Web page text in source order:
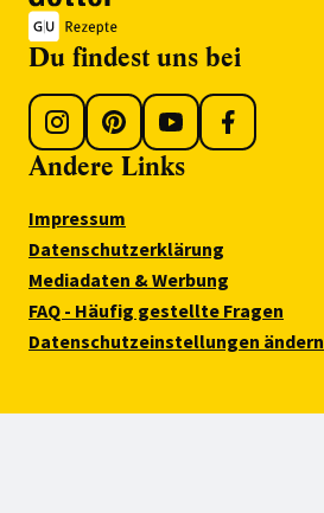
Du findest uns bei
Andere Links
Impressum
Datenschutzerklärung
Mediadaten & Werbung
FAQ - Häufig gestellte Fragen
Datenschutzeinstellungen ändern